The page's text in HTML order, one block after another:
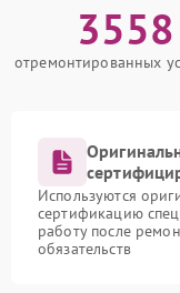
3558
отремонтированных
Используются
сертификацию
работу после
обязательств